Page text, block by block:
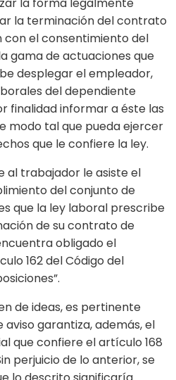
la terminación del contrato
con el consentimiento del
gama de actuaciones que
desplegar el empleador,
del dependiente
finalidad informar a éste las
modo tal que pueda ejercer
que le confiere la ley.
al trabajador le asiste el
del conjunto de
que la ley laboral prescribe
de su contrato de
obligado el
162 del Código del
de ideas, es pertinente
garantiza, además, el
que confiere el artículo 168
perjuicio de lo anterior, se